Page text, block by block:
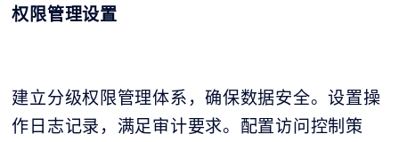
权限管理设置
建立分级权限管理体系，确保数据安全。设置操
作日志记录，满足审计要求。配置访问控制策